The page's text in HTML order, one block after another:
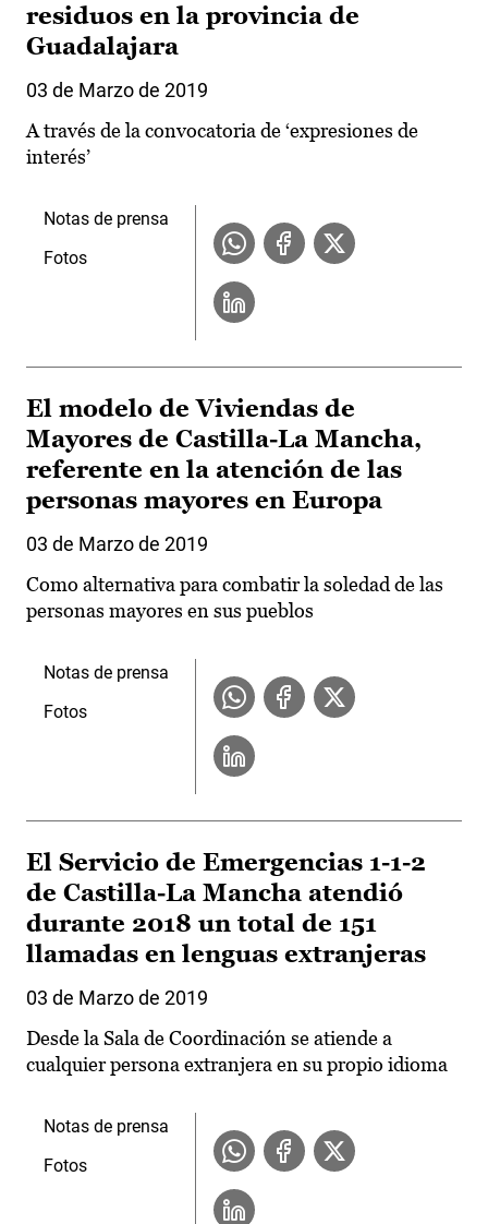
residuos en la provincia de
Guadalajara
03 de Marzo de 2019
A través de la convocatoria de ‘expresiones de
interés’
Notas de prensa
Fotos
El modelo de Viviendas de
Mayores de Castilla-La Mancha,
referente en la atención de las
personas mayores en Europa
03 de Marzo de 2019
Como alternativa para combatir la soledad de las
personas mayores en sus pueblos
Notas de prensa
Fotos
El Servicio de Emergencias 1-1-2
de Castilla-La Mancha atendió
durante 2018 un total de 151
llamadas en lenguas extranjeras
03 de Marzo de 2019
Desde la Sala de Coordinación se atiende a
cualquier persona extranjera en su propio idioma
Notas de prensa
Fotos